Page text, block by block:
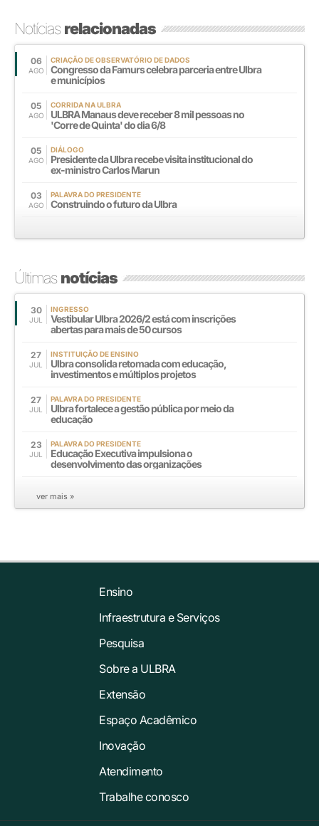
Notíciasrelacionadas
06
AGO
CRIAÇÃO DE OBSERVATÓRIO DE DADOS
Congresso da Famurs celebra parceria entre Ulbra
e municípios
05
AGO
CORRIDA NA ULBRA
ULBRA Manaus deve receber 8 mil pessoas no
'Corre de Quinta' do dia 6/8
05
AGO
DIÁLOGO
Presidente da Ulbra recebe visita institucional do
ex-ministro Carlos Marun
03
AGO
PALAVRA DO PRESIDENTE
Construindo o futuro da Ulbra
Últimasnotícias
30
JUL
INGRESSO
Vestibular Ulbra 2026/2 está com inscrições
abertas para mais de 50 cursos
27
JUL
INSTITUIÇÃO DE ENSINO
Ulbra consolida retomada com educação,
investimentos e múltiplos projetos
27
JUL
PALAVRA DO PRESIDENTE
Ulbra fortalece a gestão pública por meio da
educação
23
JUL
PALAVRA DO PRESIDENTE
Educação Executiva impulsiona o
desenvolvimento das organizações
ver mais »
Ensino
Infraestrutura e Serviços
Pesquisa
Sobre a ULBRA
Extensão
Espaço Acadêmico
Inovação
Atendimento
Trabalhe conosco